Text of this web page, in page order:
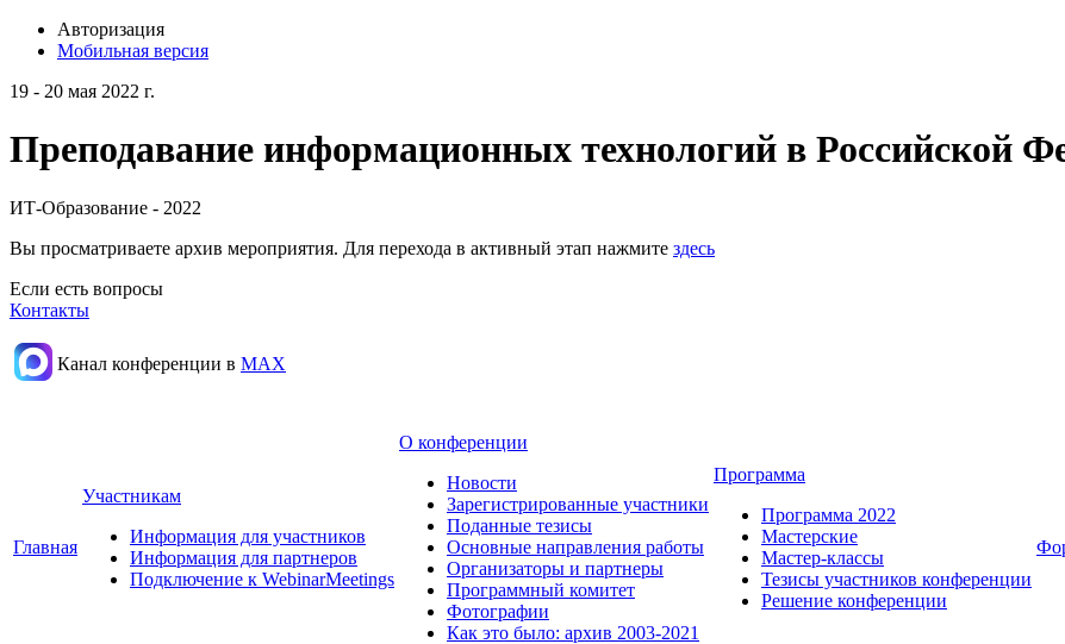
Авторизация
Мобильная версия
19 - 20 мая 2022 г.
Преподавание информационных технологий в Российской
ИТ-Образование - 2022
Вы просматриваете архив мероприятия. Для перехода в активный этап нажмите здесь
Если есть вопросы
Контакты
Канал конференции в МАХ
Главная
Участникам
Информация для участников
Информация для партнеров
Подключение к WebinarMeetings
О конференции
Новости
Зарегистрированные участники
Поданные тезисы
Основные направления работы
Организаторы и партнеры
Программный комитет
Фотографии
Как это было: архив 2003-2021
Программа
Программа 2022
Мастерские
Мастер-классы
Тезисы участников конференции
Решение конференции